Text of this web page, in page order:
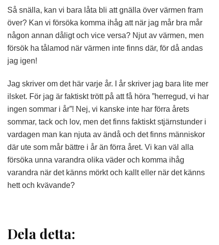
Så snälla, kan vi bara låta bli att gnälla över värmen fram
över? Kan vi försöka komma ihåg att när jag mår bra mår
någon annan dåligt och vice versa? Njut av värmen, men
försök ha tålamod när värmen inte finns där, för då andas
jag igen!
Jag skriver om det här varje år. I år skriver jag bara lite mer
ilsket. För jag är faktiskt trött på att få höra ”herregud, vi har
ingen sommar i år”! Nej, vi kanske inte har förra årets
sommar, tack och lov, men det finns faktiskt stjärnstunder i
vardagen man kan njuta av ändå och det finns människor
där ute som mår bättre i år än förra året. Vi kan väl alla
försöka unna varandra olika väder och komma ihåg
varandra när det känns mörkt och kallt eller när det känns
hett och kvävande?
Dela detta: